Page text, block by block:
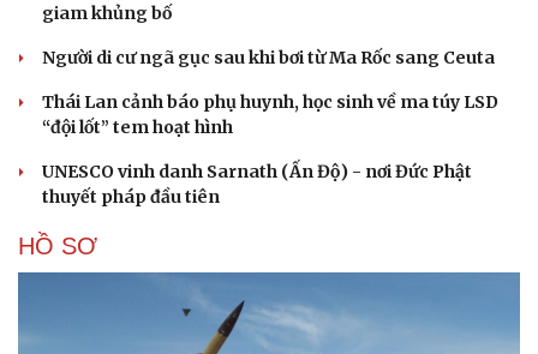
giam khủng bố
Người di cư ngã gục sau khi bơi từ Ma Rốc sang Ceuta
Thái Lan cảnh báo phụ huynh, học sinh về ma túy LSD
“đội lốt” tem hoạt hình
UNESCO vinh danh Sarnath (Ấn Độ) - nơi Đức Phật
thuyết pháp đầu tiên
HỒ SƠ